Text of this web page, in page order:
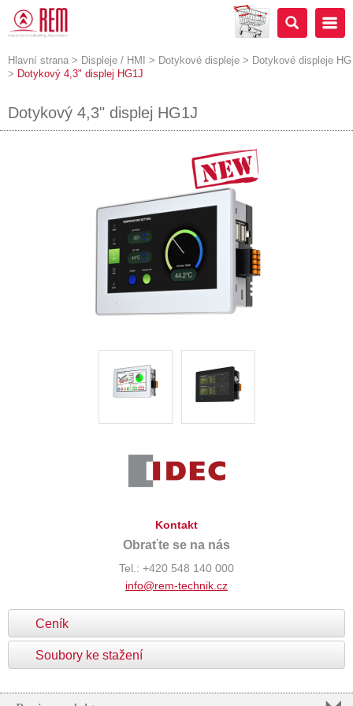
Hlavní strana > Displeje / HMI > Dotykové displeje > Dotykové displeje HG
> Dotykový 4,3" displej HG1J
Dotykový 4,3" displej HG1J
Kontakt
Obraťte se na nás
Tel.: +420 548 140 000
info@rem-technik.cz
Ceník
Soubory ke stažení